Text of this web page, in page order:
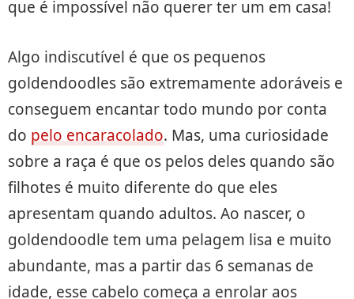
que é impossível não querer ter um em casa!
Algo indiscutível é que os pequenos
goldendoodles são extremamente adoráveis e
conseguem encantar todo mundo por conta
do pelo encaracolado. Mas, uma curiosidade
sobre a raça é que os pelos deles quando são
filhotes é muito diferente do que eles
apresentam quando adultos. Ao nascer, o
goldendoodle tem uma pelagem lisa e muito
abundante, mas a partir das 6 semanas de
idade, esse cabelo começa a enrolar aos